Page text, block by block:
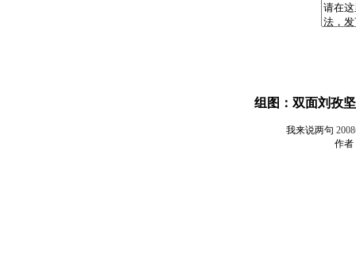
组图：双面刘孜
我来说两句
作者